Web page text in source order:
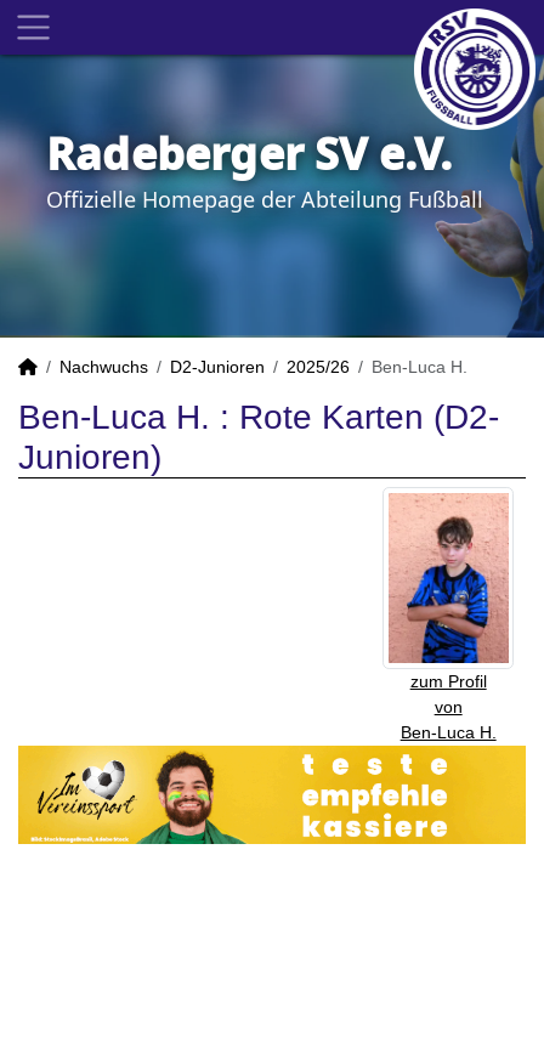
Radeberger SV e.V.
Offizielle Homepage der Abteilung Fußball
Nachwuchs D2-Junioren 2025/26 Ben-Luca H.
Ben-Luca H. : Rote Karten (D2-
Junioren)
zum Profil
von
Ben-Luca H.